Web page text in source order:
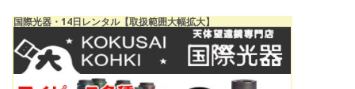
国際光器・14日レンタル【取扱範囲大幅拡大】